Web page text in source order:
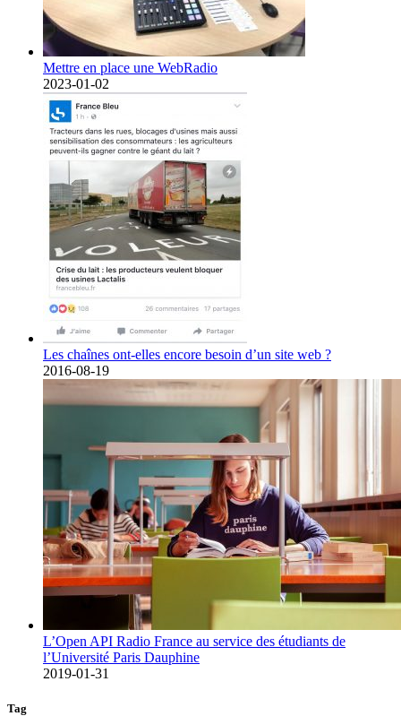
Mettre en place une WebRadio
2023-01-02
Les chaînes ont-elles encore besoin d’un site web ?
2016-08-19
L’Open API Radio France au service des étudiants de
l’Université Paris Dauphine
2019-01-31
Tag